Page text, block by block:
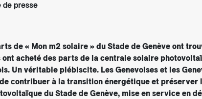
de presse
de « Mon m2 solaire » du Stade de Genève ont
ont acheté des parts de la centrale solaire
Un véritable plébiscite. Les Genevoises et les
contribuer à la transition énergétique et préserver
du Stade de Genève, mise en service en